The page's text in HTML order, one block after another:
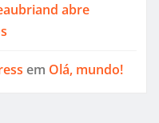
abre
em Olá, mundo!